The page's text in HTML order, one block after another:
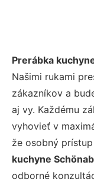
Prerábka
Našimi rukami
zákazníkov a
aj vy. Každému
vyhovieť v
že osobný
kuchyne
odborné